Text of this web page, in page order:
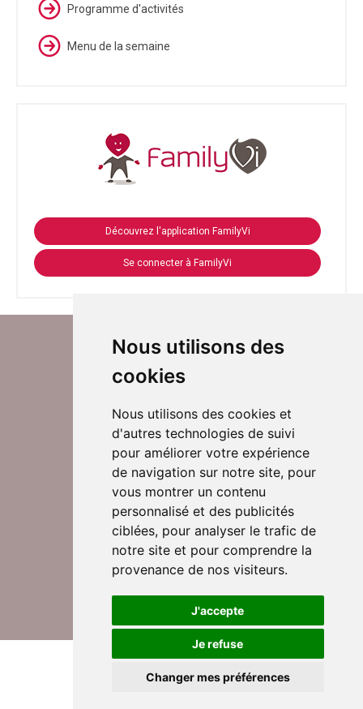
Nous utilisons des
cookies
Nous utilisons des cookies et
d'autres technologies de suivi
pour améliorer votre expérience
de navigation sur notre site, pour
vous montrer un contenu
personnalisé et des publicités
ciblées, pour analyser le trafic de
notre site et pour comprendre la
provenance de nos visiteurs.
J'accepte
Je refuse
Changer mes préférences
Programme d'activités
Menu de la semaine
Découvrez l'application FamilyVi
Se connecter à FamilyVi
Suivez-nous sur Twitter
Rejoignez nos équipes
Nous contacter
© DomusVi 2026
Mentions légales